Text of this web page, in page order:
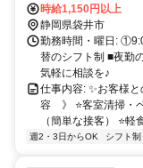
時給1,150円以上
静岡県袋井市
勤務時間・曜日:
替のシフト制 ■夜勤
気軽に相談を♪
仕事内容: ✨お客様
容 》 ⭐客室清掃・
（簡単な接客） ⭐
週2・3日からOK シフト制